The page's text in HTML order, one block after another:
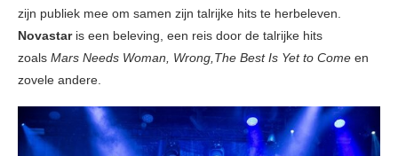
zijn publiek mee om samen zijn talrijke hits te herbeleven.
Novastar is een beleving, een reis door de talrijke hits
zoals Mars Needs Woman, Wrong,The Best Is Yet to Come en
zovele andere.